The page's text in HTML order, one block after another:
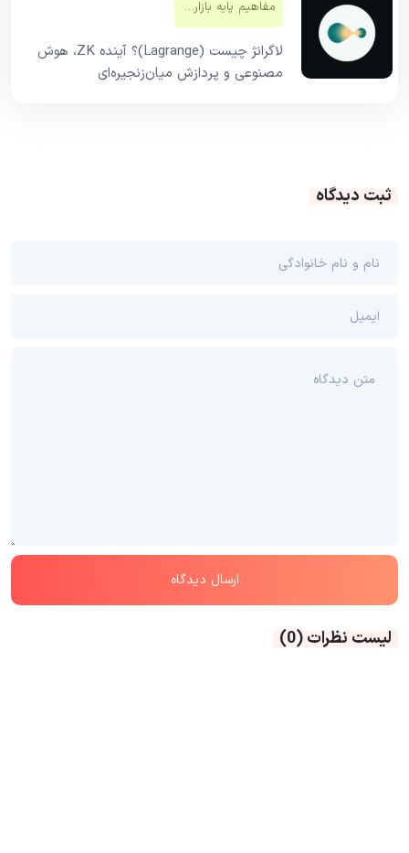
مفاهیم پایه بازار‌های مالی
لاگرانژ چیست (Lagrange)؟ آینده ZK، هوش
مصنوعی و پردازش میان‌زنجیره‌ای
ثبت دیدگاه
لیست نظرات(0)